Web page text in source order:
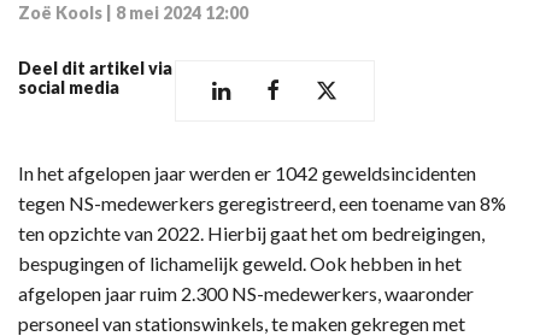
Zoë Kools 8 mei 2024 12:00
Deel dit artikel via
social media
In het afgelopen jaar werden er 1042 geweldsincidenten
tegen NS-medewerkers geregistreerd, een toename van 8%
ten opzichte van 2022. Hierbij gaat het om bedreigingen,
bespugingen of lichamelijk geweld. Ook hebben in het
afgelopen jaar ruim 2.300 NS-medewerkers, waaronder
personeel van stationswinkels, te maken gekregen met